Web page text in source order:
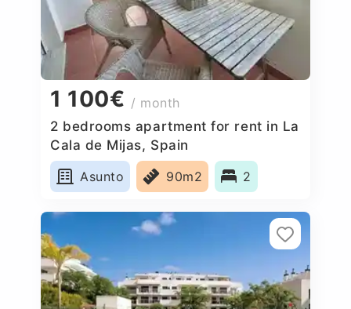
1 100€ / month
2 bedrooms apartment for rent in La
Cala de Mijas, Spain
Asunto
90m2 2